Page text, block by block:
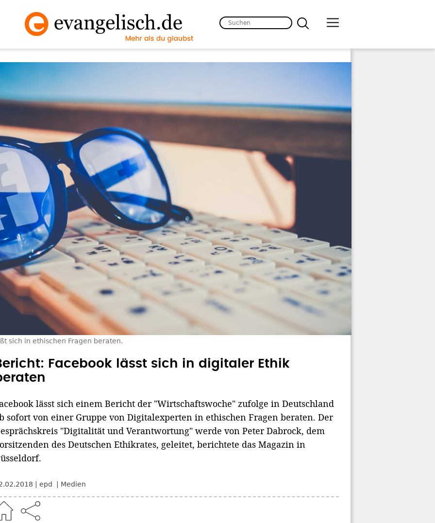
sich in ethischen Fragen beraten.
Facebook lässt sich in digitaler Ethik
lässt sich einem Bericht der "Wirtschaftswoche" zufolge in Deutschland
sofort von einer Gruppe von Digitalexperten in ethischen Fragen beraten. Der
"Digitalität und Verantwortung" werde von Peter Dabrock, dem
des Deutschen Ethikrates, geleitet, berichtete das Magazin in
epd Medien